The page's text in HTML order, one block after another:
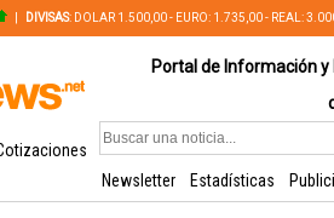
DIVISAS: DOLAR 1.500,00 - EURO: 1.735,00 - REAL:
Portal de Información
Newsletter
Estadísticas